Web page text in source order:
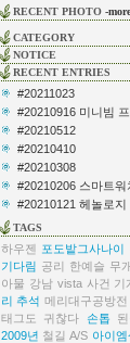
RECENT PHOTO -
CATEGORY
NOTICE
RECENT ENTRIES
#20211023
#20210916 미니빔 프
#20210512
#20210410
#20210308
#20210206 스마트워
#20210121 헤놀로지
TAGS
하우젠 포도밭그사나이
기다림 공리 한예슬 무
아물 강남 vista 사건 기
리 추석 메리대구공방전
태그도 귀찮다 손톱
2009년 철길 A/S 아이엠